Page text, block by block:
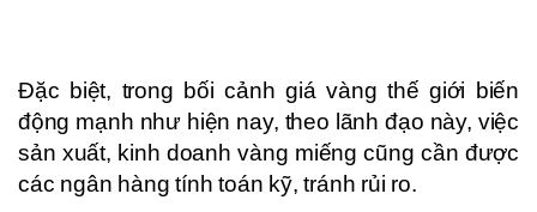
Đặc biệt, trong bối cảnh giá vàng thế giới biến
động mạnh như hiện nay, theo lãnh đạo này, việc
sản xuất, kinh doanh vàng miếng cũng cần được
các ngân hàng tính toán kỹ, tránh rủi ro.